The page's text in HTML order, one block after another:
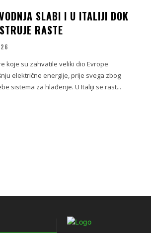
SLABI I U ITALIJI DOK
RASTE
koje su zahvatile veliki dio Evrope
električne energije, prije svega zbog
sistema za hlađenje. U Italiji se rast...